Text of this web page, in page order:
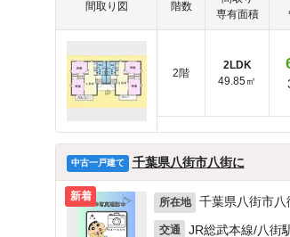
間取り図 階数
専有面積
2階
2LDK
49.85㎡
中古一戸建て 千葉県八街市八街に
新着 所在地 千葉県八街市八
交通 JR総武本線/八街